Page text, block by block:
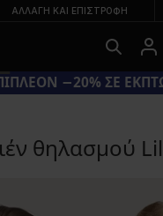
ΑΛΛΑΓΉ ΚΑΙ ΕΠΙΣΤΡΟΦΉ
−20% ΣΕ
θηλασμού